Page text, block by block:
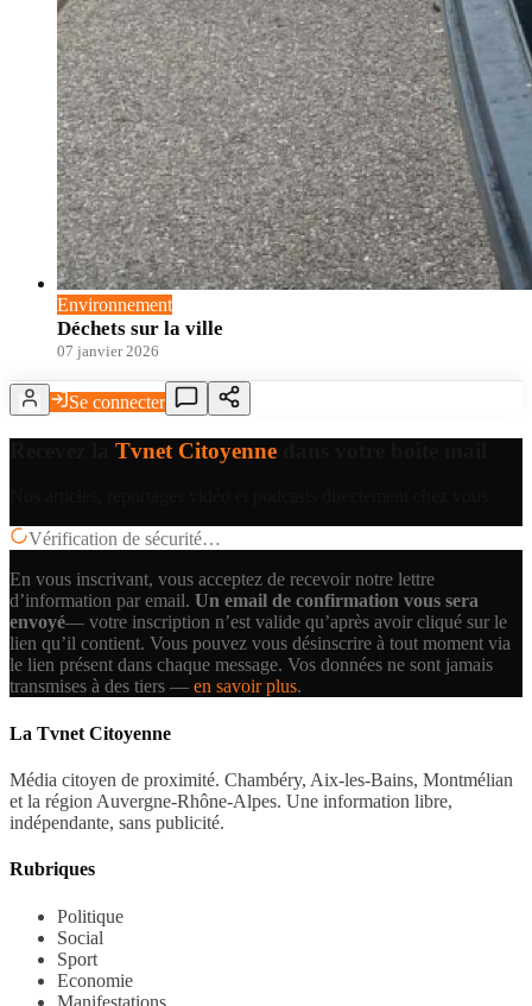
Environnement
Déchets sur la ville
07 janvier 2026
Se connecter
Tvnet Citoyenne
Vérification de sécurité…
En vous inscrivant, vous acceptez de recevoir notre lettre
d’information par email. Un email de confirmation vous sera
envoyé— votre inscription n’est valide qu’après avoir cliqué sur le
lien qu’il contient. Vous pouvez vous désinscrire à tout moment via
le lien présent dans chaque message. Vos données ne sont jamais
transmises à des tiers — en savoir plus.
La Tvnet Citoyenne
Média citoyen de proximité. Chambéry, Aix-les-Bains, Montmélian
et la région Auvergne-Rhône-Alpes. Une information libre,
indépendante, sans publicité.
Rubriques
Politique
Social
Sport
Economie
Manifestations